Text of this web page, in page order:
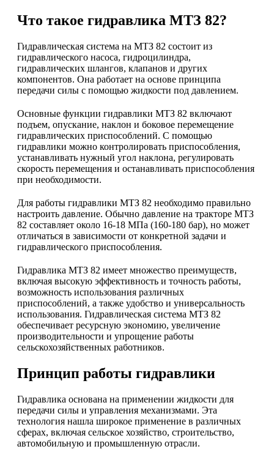
Что такое гидравлика МТЗ 82?
Гидравлическая система на МТЗ 82 состоит из
гидравлического насоса, гидроцилиндра,
гидравлических шлангов, клапанов и других
компонентов. Она работает на основе принципа
передачи силы с помощью жидкости под давлением.
Основные функции гидравлики МТЗ 82 включают
подъем, опускание, наклон и боковое перемещение
гидравлических приспособлений. С помощью
гидравлики можно контролировать приспособления,
устанавливать нужный угол наклона, регулировать
скорость перемещения и останавливать приспособления
при необходимости.
Для работы гидравлики МТЗ 82 необходимо правильно
настроить давление. Обычно давление на тракторе МТЗ
82 составляет около 16-18 МПа (160-180 бар), но может
отличаться в зависимости от конкретной задачи и
гидравлического приспособления.
Гидравлика МТЗ 82 имеет множество преимуществ,
включая высокую эффективность и точность работы,
возможность использования различных
приспособлений, а также удобство и универсальность
использования. Гидравлическая система МТЗ 82
обеспечивает ресурсную экономию, увеличение
производительности и упрощение работы
сельскохозяйственных работников.
Принцип работы гидравлики
Гидравлика основана на применении жидкости для
передачи силы и управления механизмами. Эта
технология нашла широкое применение в различных
сферах, включая сельское хозяйство, строительство,
автомобильную и промышленную отрасли.